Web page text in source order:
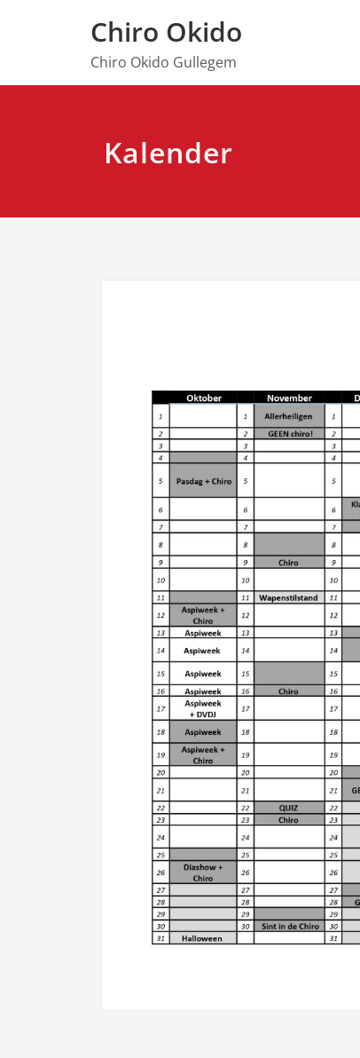
Chiro Okido
Chiro Okido Gullegem
Kalender